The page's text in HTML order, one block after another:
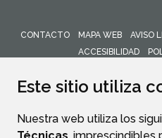
Este sitio utiliza
Nuestra web utiliza los
CONTACTO MAPA WEB AVISO
ACCESIBILIDAD